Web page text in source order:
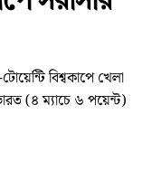
বিশ্বকাপে খেলা
(৪ ম্যাচে ৬ পয়েন্ট)